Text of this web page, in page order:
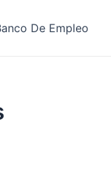
De Empleo